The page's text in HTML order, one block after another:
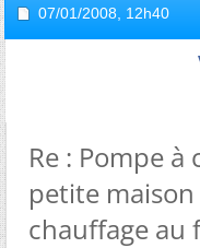
07/01/2008, 12h40
Re : Pompe
petite
chauffage au